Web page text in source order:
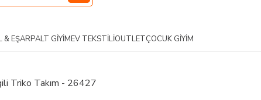
& EŞARPALT GIYIMEV TEKSTILIOUTLETÇOCUK GIYIM
Triko Takım - 26427